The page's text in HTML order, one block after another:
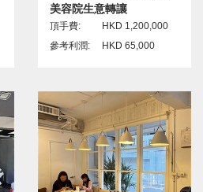
美容院生意轉讓
頂手費:
HKD 1,200,000
參考利潤:
HKD 65,000